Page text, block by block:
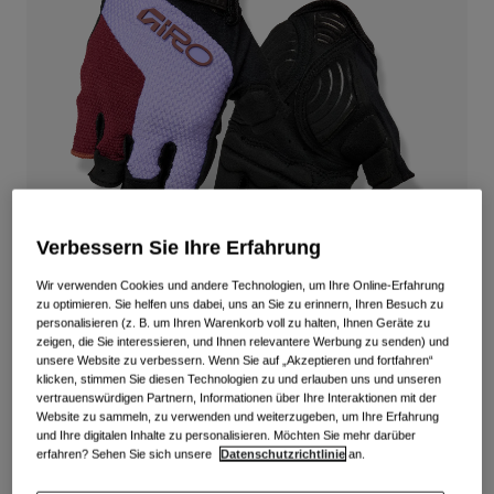
Schuhe
Rennrad Schuhe
Mountainbike Schuhe
Gravel Schuhe
Bekleidung
Rennrad Bekleidung
Mountainbike Bekleidung
Alle anzeigen
Schutzbrillen
Snowboard
Damen
Ersatzgläser
Alle anzeigen
Kinder
Helme
Strada Massa Super Gel Handschuhe
Artikelnr.39051
49,99 €
Verbessern Sie Ihre Erfahrung
Wir verwenden Cookies und andere Technologien, um Ihre Online-Erfahrung
zu optimieren. Sie helfen uns dabei, uns an Sie zu erinnern, Ihren Besuch zu
personalisieren (z. B. um Ihren Warenkorb voll zu halten, Ihnen Geräte zu
zeigen, die Sie interessieren, und Ihnen relevantere Werbung zu senden) und
unsere Website zu verbessern. Wenn Sie auf „Akzeptieren und fortfahren“
klicken, stimmen Sie diesen Technologien zu und erlauben uns und unseren
vertrauenswürdigen Partnern, Informationen über Ihre Interaktionen mit der
Website zu sammeln, zu verwenden und weiterzugeben, um Ihre Erfahrung
und Ihre digitalen Inhalte zu personalisieren. Möchten Sie mehr darüber
erfahren? Sehen Sie sich unsere
Datenschutzrichtlinie an.